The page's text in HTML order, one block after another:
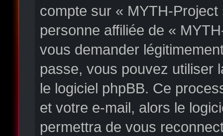
compte sur « MYTH-
personne affiliée de «
vous demander
passe, vous pouvez utiliser
le logiciel phpBB. Ce
et votre e-mail, alors le
permettra de vous